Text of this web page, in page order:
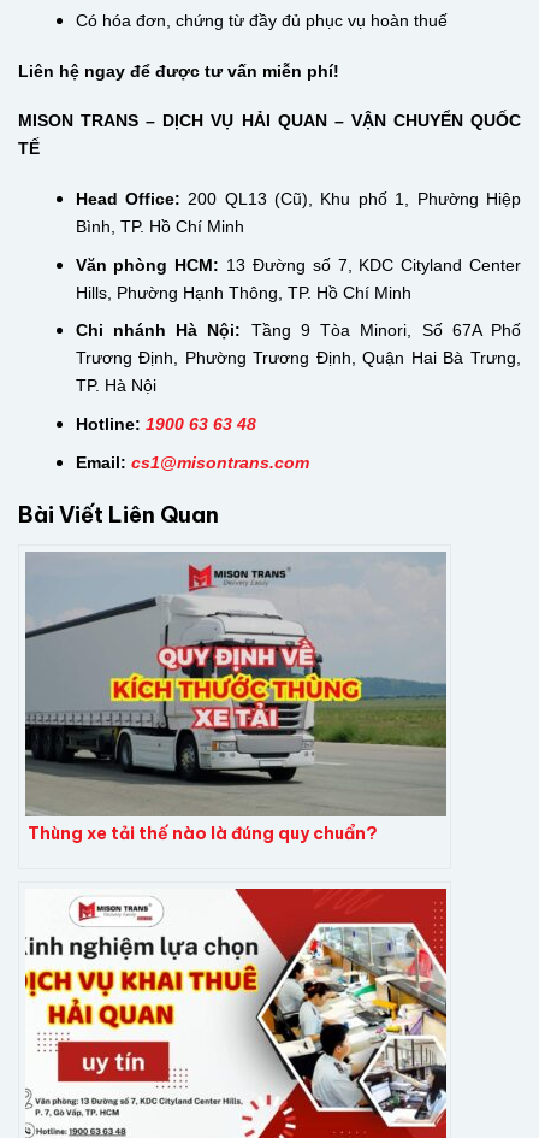
Có hóa đơn, chứng từ đầy đủ phục vụ hoàn thuế
Liên hệ ngay để được tư vấn miễn phí!
MISON TRANS – DỊCH VỤ HẢI QUAN – VẬN CHUYỂN QUỐC
TẾ
Head Office: 200 QL13 (Cũ), Khu phố 1, Phường Hiệp
Bình, TP. Hồ Chí Minh
Văn phòng HCM: 13 Đường số 7, KDC Cityland Center
Hills, Phường Hạnh Thông, TP. Hồ Chí Minh
Chi nhánh Hà Nội: Tầng 9 Tòa Minori, Số 67A Phố
Trương Định, Phường Trương Định, Quận Hai Bà Trưng,
TP. Hà Nội
Hotline: 1900 63 63 48
Email: cs1@misontrans.com
Bài Viết Liên Quan
Thùng xe tải thế nào là đúng quy chuẩn?